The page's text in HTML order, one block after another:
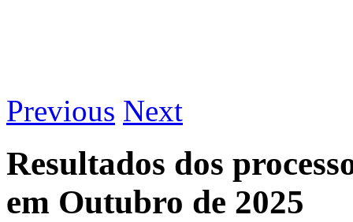
Previous Next
Resultados dos
em Outubro de 2025